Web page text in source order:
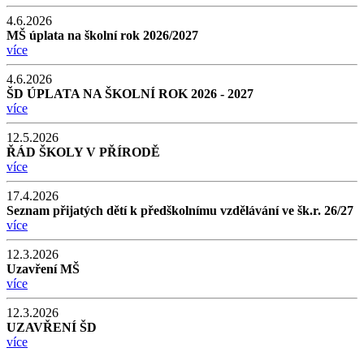
4.6.2026
MŠ úplata na školní rok 2026/2027
více
4.6.2026
ŠD ÚPLATA NA ŠKOLNÍ ROK 2026 - 2027
více
12.5.2026
ŘÁD ŠKOLY V PŘÍRODĚ
více
17.4.2026
Seznam přijatých dětí k předškolnímu vzdělávání ve šk.r. 26/27
více
12.3.2026
Uzavření MŠ
více
12.3.2026
UZAVŘENÍ ŠD
více